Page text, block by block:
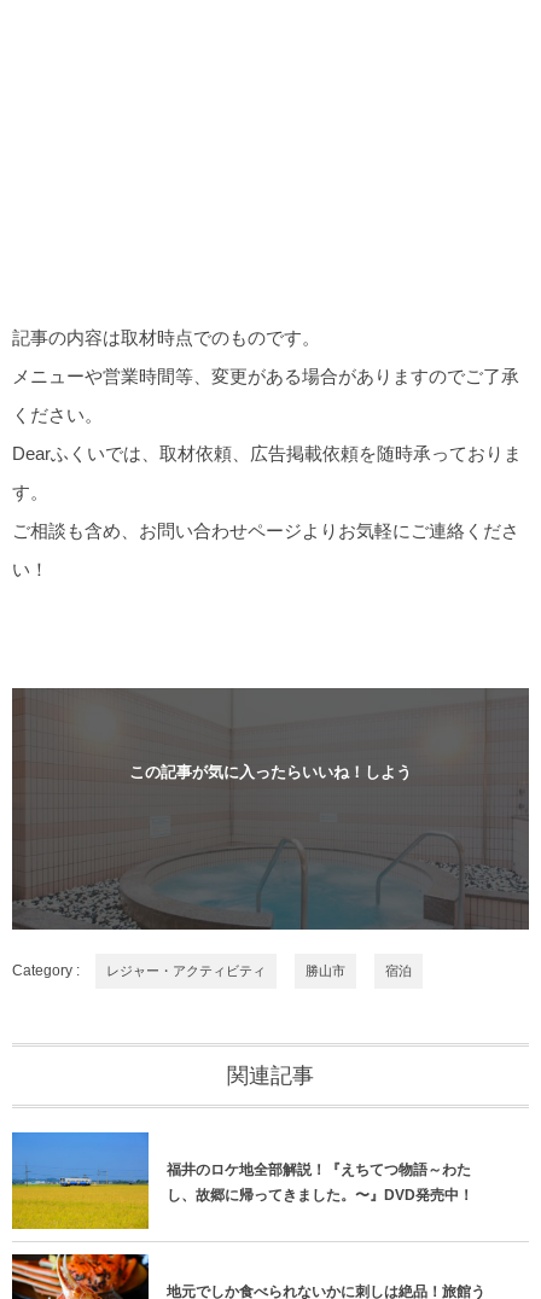
記事の内容は取材時点でのものです。
メニューや営業時間等、変更がある場合がありますのでご了承
ください。
Dearふくいでは、取材依頼、広告掲載依頼を随時承っておりま
す。
ご相談も含め、お問い合わせページよりお気軽にご連絡くださ
い！
この記事が気に入ったらいいね！しよう
Category : レジャー・アクティビティ 勝山市 宿泊
関連記事
福井のロケ地全部解説！『えちてつ物語～わた
し、故郷に帰ってきました。〜』DVD発売中！
地元でしか食べられないかに刺しは絶品！旅館う